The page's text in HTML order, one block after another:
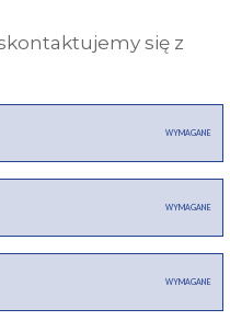
się z
WYMAGANE
WYMAGANE
WYMAGANE